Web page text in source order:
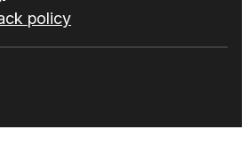
policy